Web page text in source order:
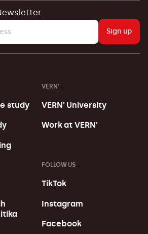
Sign up
study
VERN'
VERN' University
Work at VERN'
FOLLOW US
TikTok
Instagram
Facebook